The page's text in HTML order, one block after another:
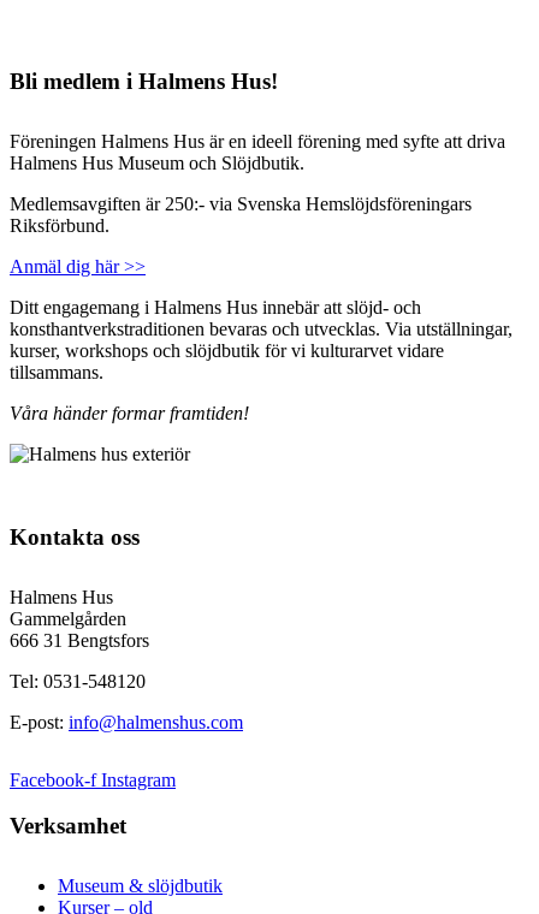
Bli medlem i Halmens Hus!
Föreningen Halmens Hus är en ideell förening med syfte att driva
Halmens Hus Museum och Slöjdbutik.
Medlemsavgiften är 250:- via Svenska Hemslöjdsföreningars
Riksförbund.
Anmäl dig här >>
Ditt engagemang i Halmens Hus innebär att slöjd- och
konsthantverkstraditionen bevaras och utvecklas. Via utställningar,
kurser, workshops och slöjdbutik för vi kulturarvet vidare
tillsammans.
Våra händer formar framtiden!
Kontakta oss
Halmens Hus
Gammelgården
666 31 Bengtsfors
Tel: 0531-548120
E-post: info@halmenshus.com
Facebook-f Instagram
Verksamhet
Museum & slöjdbutik
Kurser – old